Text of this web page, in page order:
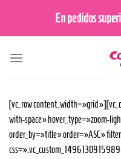
contenido
En pedidos
[vc_row
with-space» hover_type=»zoom-
order_by=»title» order=»ASC»